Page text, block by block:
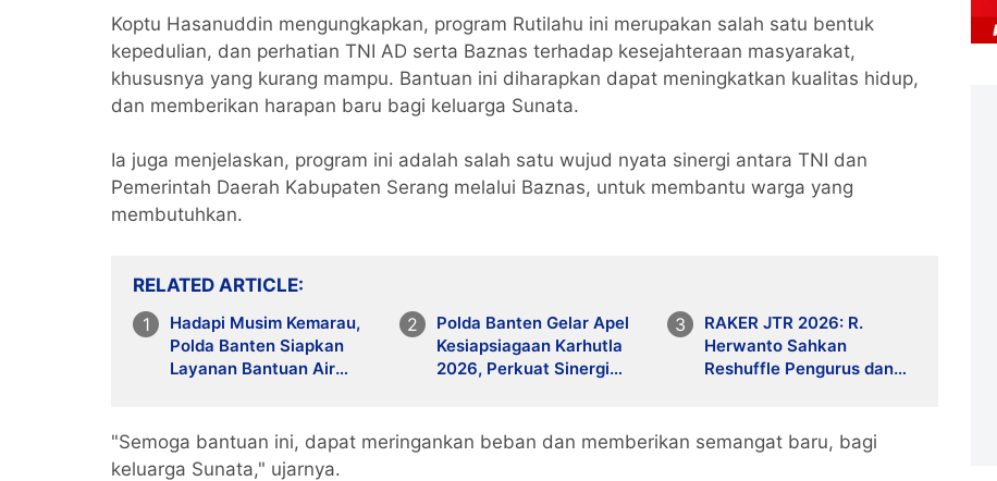
Koptu Hasanuddin mengungkapkan, program Rutilahu ini merupakan salah satu bentuk
kepedulian, dan perhatian TNI AD serta Baznas terhadap kesejahteraan masyarakat,
khususnya yang kurang mampu. Bantuan ini diharapkan dapat meningkatkan kualitas hidup,
dan memberikan harapan baru bagi keluarga Sunata.
Ia juga menjelaskan, program ini adalah salah satu wujud nyata sinergi antara TNI dan
Pemerintah Daerah Kabupaten Serang melalui Baznas, untuk membantu warga yang
membutuhkan.
RELATED ARTICLE
Hadapi Musim Kemarau,
Polda Banten Siapkan
Layanan Bantuan Air
Polda Banten Gelar Apel
Kesiapsiagaan Karhutla
2026, Perkuat Sinergi
RAKER JTR 2026: R.
Herwanto Sahkan
Reshuffle Pengurus dan
"Semoga bantuan ini, dapat meringankan beban dan memberikan semangat baru, bagi
keluarga Sunata," ujarnya.